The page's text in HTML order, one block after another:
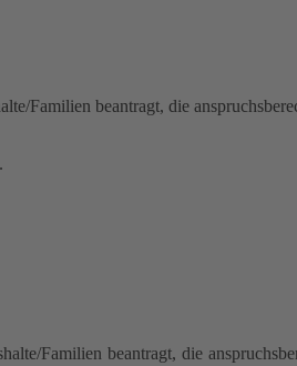
Familien beantragt, die
Familien beantragt, die